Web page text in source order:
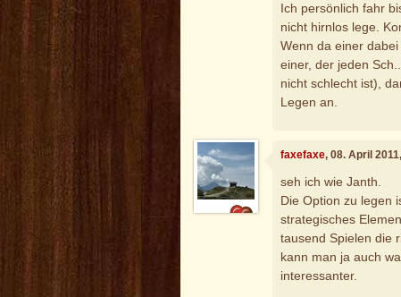
Ich persönlich fahr
nicht hirnlos lege.
Wenn da einer
einer, der jeden
nicht schlecht ist),
Legen an.
faxefaxe, 08. April
seh ich wie Janth.
Die Option zu legen
strategisches
tausend Spielen die
kann man ja auch
interessanter.